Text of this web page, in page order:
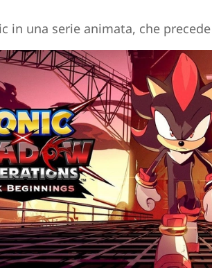
in una serie animata, che